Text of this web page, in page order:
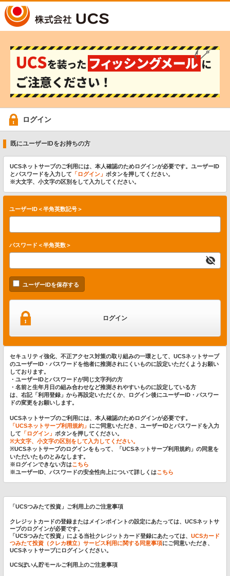
ログイン
既にユーザーIDをお持ちの方
UCSネットサーブのご利用には、本人確認のためログインが必要です。ユーザーID
とパスワードを入力して 「ログイン」 ボタンを押してください。
※大文字、小文字の区別をして入力してください。
ユーザーID＜半角英数記号＞
パスワード＜半角英数＞
ユーザーIDを保存する
ログイン
セキュリティ強化、不正アクセス対策の取り組みの一環として、UCSネットサーブ
のユーザーID・パスワードを他者に推測されにくいものに設定いただくようお願い
しております。
・ユーザーIDとパスワードが同じ文字列の方
・名前と生年月日の組み合わせなど推測されやすいものに設定している方
は、右記「利用登録」から再設定いただくか、ログイン後にユーザーID・パスワー
ドの変更をお願いします。
UCSネットサーブのご利用には、本人確認のためログインが必要です。
「UCSネットサーブ利用規約」 にご同意いただき、ユーザーIDとパスワードを入力
して 「ログイン」 ボタンを押してください。
※大文字、小文字の区別をして入力してください。
※UCSネットサーブのログインをもって、
「UCSネットサーブ利用規約」 の同意を
いただいたものとみなします。
※ログインできない方はこちら
※ユーザーID、パスワードの安全性向上について詳しくはこちら
「UCSつみたて投資」ご利用上のご注意事項
クレジットカードの登録またはメインポイントの設定にあたっては、UCSネットサ
ーブのログインが必要です。
「UCSつみたて投資」による当社クレジットカード登録にあたっては、 UCSカード
つみたて投資（クレカ積立）サービス利用に関する同意事項にご同意いただき、
UCSネットサーブにログインください。
UCSぽいん貯モールご利用上のご注意事項